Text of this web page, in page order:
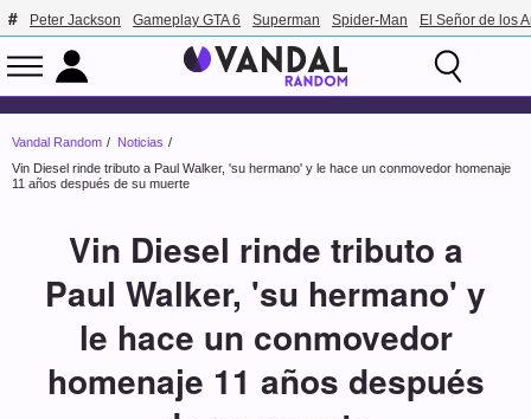
Peter Jackson Gameplay GTA 6 Superman Spider-Man El Señor de los
Vandal Random
Noticias
Vin Diesel rinde tributo a Paul Walker, 'su hermano' y le hace un conmovedor homenaje
11 años después de su muerte
Vin Diesel rinde tributo a
Paul Walker, 'su hermano' y
le hace un conmovedor
homenaje 11 años después